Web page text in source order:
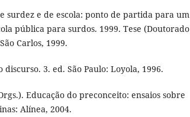
surdez e de escola: ponto de partida para um
pública para surdos. 1999. Tese (Doutorado
Carlos, 1999.
discurso. 3. ed. São Paulo: Loyola, 1996.
Educação do preconceito: ensaios sobre
Alínea, 2004.